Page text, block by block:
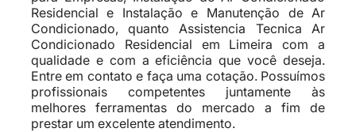
Residencial e Instalação e Manutenção de Ar
Condicionado, quanto Assistencia Tecnica Ar
Condicionado Residencial em Limeira com a
qualidade e com a eficiência que você deseja.
Entre em contato e faça uma cotação. Possuímos
profissionais competentes juntamente às
melhores ferramentas do mercado a fim de
prestar um excelente atendimento.